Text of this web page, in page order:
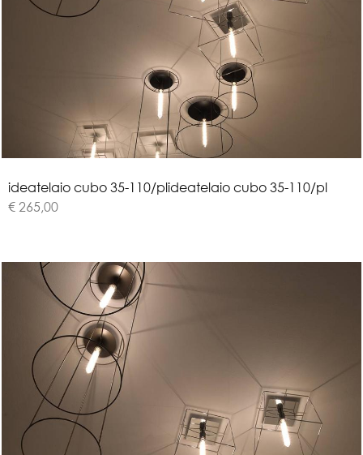
ideatelaio cubo 35-1 10/plideatelaio cubo 35-110/pl
€ 265,00